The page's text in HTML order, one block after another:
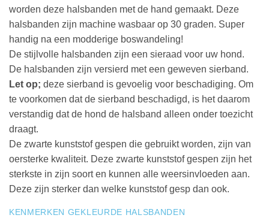
worden deze halsbanden met de hand gemaakt. Deze
halsbanden zijn machine wasbaar op 30 graden. Super
handig na een modderige boswandeling!
De stijlvolle halsbanden zijn een sieraad voor uw hond.
De halsbanden zijn versierd met een geweven sierband.
Let op; deze sierband is gevoelig voor beschadiging. Om
te voorkomen dat de sierband beschadigd, is het daarom
verstandig dat de hond de halsband alleen onder toezicht
draagt.
De zwarte kunststof gespen die gebruikt worden, zijn van
oersterke kwaliteit. Deze zwarte kunststof gespen zijn het
sterkste in zijn soort en kunnen alle weersinvloeden aan.
Deze zijn sterker dan welke kunststof gesp dan ook.
KENMERKEN GEKLEURDE HALSBANDEN